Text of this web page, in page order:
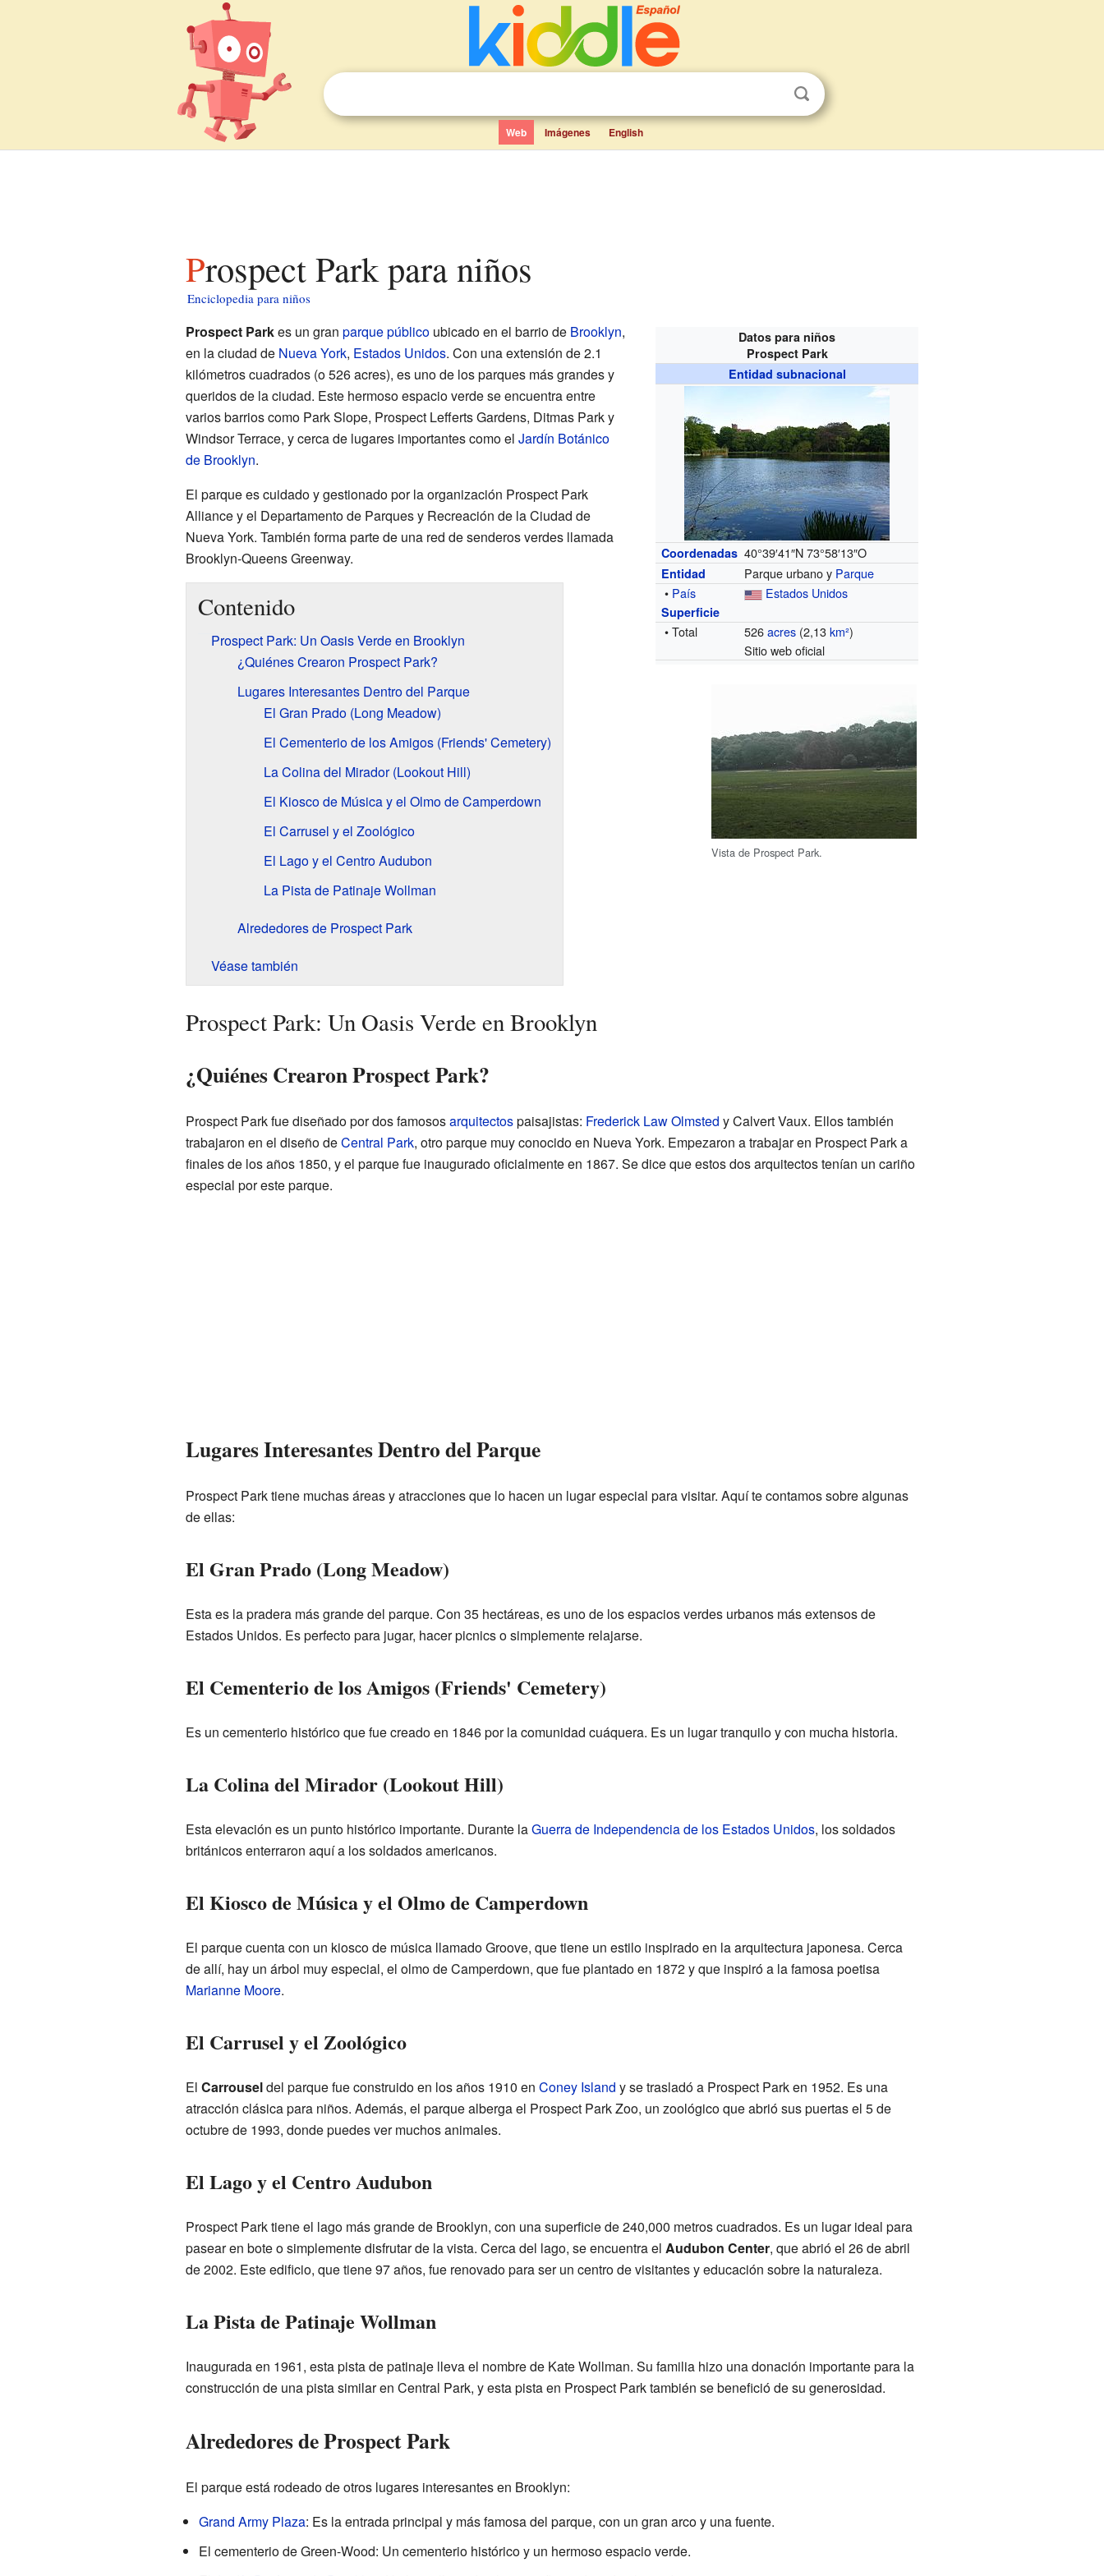
Web Imágenes English
Prospect Park para niños
Enciclopedia para niños
Datos para niños
Prospect Park
Entidad subnacional
Coordenadas 40°39′41″N 73°58′13″O
Entidad Parque urbano y Parque
• País Estados Unidos
Superficie
• Total 526acres (2,13km²)
Sitio web oficial
Vista de Prospect Park.
Prospect Parkes un gran parque públicoubicado en el barrio de Brooklyn,
en la ciudad de Nueva York, Estados Unidos. Con una extensión de 2.1
kilómetros cuadrados (o 526 acres), es uno de los parques más grandes y
queridos de la ciudad. Este hermoso espacio verde se encuentra entre
varios barrios como Park Slope, Prospect Lefferts Gardens, Ditmas Park y
Windsor Terrace, y cerca de lugares importantes como el Jardín Botánico
de Brooklyn.
El parque es cuidado y gestionado por la organización Prospect Park
Alliance y el Departamento de Parques y Recreación de la Ciudad de
Nueva York. También forma parte de una red de senderos verdes llamada
Brooklyn-Queens Greenway.
Contenido
Prospect Park: Un Oasis Verde en Brooklyn
¿Quiénes Crearon Prospect Park?
Lugares Interesantes Dentro del Parque
El Gran Prado (Long Meadow)
El Cementerio de los Amigos (Friends' Cemetery)
La Colina del Mirador (Lookout Hill)
El Kiosco de Música y el Olmo de Camperdown
El Carrusel y el Zoológico
El Lago y el Centro Audubon
La Pista de Patinaje Wollman
Alrededores de Prospect Park
Véase también
Prospect Park: Un Oasis Verde en Brooklyn
¿Quiénes Crearon Prospect Park?
Prospect Park fue diseñado por dos famososarquitectospaisajistas: Frederick Law Olmsted y Calvert Vaux. Ellos también
trabajaron en el diseño deCentral Park, otro parque muy conocido en Nueva York. Empezaron a trabajar en Prospect Park a
finales de los años 1850, y el parque fue inaugurado oficialmente en 1867. Se dice que estos dos arquitectos tenían un cariño
especial por este parque.
Lugares Interesantes Dentro del Parque
Prospect Park tiene muchas áreas y atracciones que lo hacen un lugar especial para visitar. Aquí te contamos sobre algunas
de ellas:
El Gran Prado (Long Meadow)
Esta es la pradera más grande del parque. Con 35 hectáreas, es uno de los espacios verdes urbanos más extensos de
Estados Unidos. Es perfecto para jugar, hacer picnics o simplemente relajarse.
El Cementerio de los Amigos (Friends' Cemetery)
Es un cementerio histórico que fue creado en 1846 por la comunidad cuáquera. Es un lugar tranquilo y con mucha historia.
La Colina del Mirador (Lookout Hill)
Esta elevación es un punto histórico importante. Durante laGuerra de Independencia de los Estados Unidos, los soldados
británicos enterraron aquí a los soldados americanos.
El Kiosco de Música y el Olmo de Camperdown
El parque cuenta con un kiosco de música llamado Groove, que tiene un estilo inspirado en la arquitectura japonesa. Cerca
de allí, hay un árbol muy especial, el olmo de Camperdown, que fue plantado en 1872 y que inspiró a la famosa poetisa
Marianne Moore.
El Carrusel y el Zoológico
El Carrouseldel parque fue construido en los años 1910 en Coney Island y se trasladó a Prospect Park en 1952. Es una
atracción clásica para niños. Además, el parque alberga el Prospect Park Zoo, un zoológico que abrió sus puertas el 5 de
octubre de 1993, donde puedes ver muchos animales.
El Lago y el Centro Audubon
Prospect Park tiene el lago más grande de Brooklyn, con una superficie de 240,000 metros cuadrados. Es un lugar ideal para
pasear en bote o simplemente disfrutar de la vista. Cerca del lago, se encuentra el Audubon Center, que abrió el 26 de abril
de 2002. Este edificio, que tiene 97 años, fue renovado para ser un centro de visitantes y educación sobre la naturaleza.
La Pista de Patinaje Wollman
Inaugurada en 1961, esta pista de patinaje lleva el nombre de Kate Wollman. Su familia hizo una donación importante para la
construcción de una pista similar en Central Park, y esta pista en Prospect Park también se benefició de su generosidad.
Alrededores de Prospect Park
El parque está rodeado de otros lugares interesantes en Brooklyn:
Grand Army Plaza: Es la entrada principal y más famosa del parque, con un gran arco y una fuente.
El cementerio de Green-Wood: Un cementerio histórico y un hermoso espacio verde.